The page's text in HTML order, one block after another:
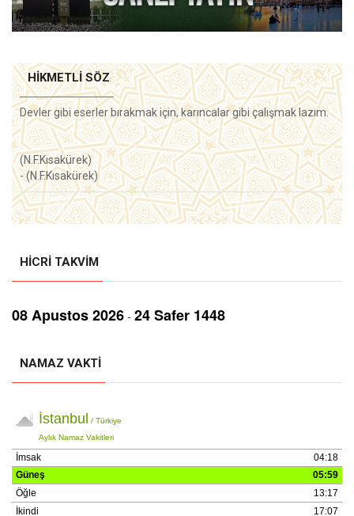
HIKMETLI SÖZ
Devler gibi eserler bırakmak için, karıncalar gibi çalışmak lazım.
(N.F.Kısakürek)
- (N.F.Kısakürek)
HICRI TAKVIM
08 Aрustos 2026 - 24 Safer 1448
NAMAZ VAKTI